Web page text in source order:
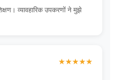
व्यावहारिक उपकरणों ने मुझे
★★★★★